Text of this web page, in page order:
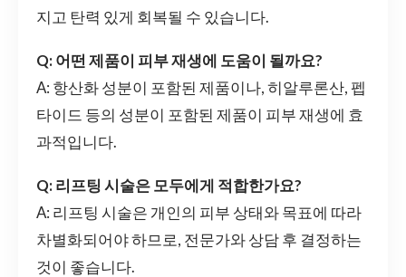
지고 탄력 있게 회복될 수 있습니다.
Q: 어떤 제품이 피부 재생에 도움이 될까요?
A: 항산화 성분이 포함된 제품이나, 히알루론산, 펩
타이드 등의 성분이 포함된 제품이 피부 재생에 효
과적입니다.
Q: 리프팅 시술은 모두에게 적합한가요?
A: 리프팅 시술은 개인의 피부 상태와 목표에 따라
차별화되어야 하므로, 전문가와 상담 후 결정하는
것이 좋습니다.